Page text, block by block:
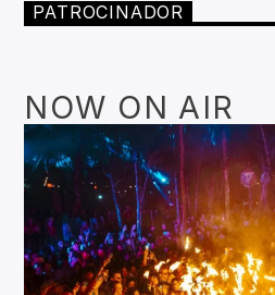
PATROCINADOR
NOW ON AIR